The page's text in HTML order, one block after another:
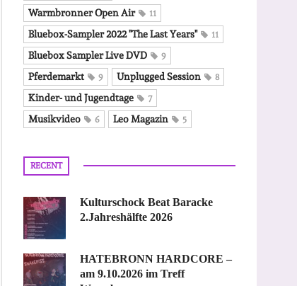
Warmbronner Open Air 11
Bluebox-Sampler 2022 "The Last Years" 11
Bluebox Sampler Live DVD 9
Pferdemarkt 9 Unplugged Session 8
Kinder- und Jugendtage 7
Musikvideo 6 Leo Magazin 5
RECENT
Kulturschock Beat Baracke
2.Jahreshälfte 2026
HATEBRONN HARDCORE –
am 9.10.2026 im Treff